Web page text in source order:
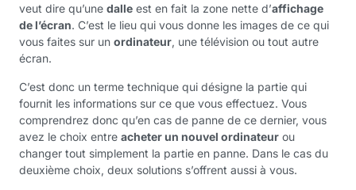
veut dire qu’une dalle est en fait la zone nette d’affichage
de l’écran. C’est le lieu qui vous donne les images de ce qui
vous faites sur un ordinateur, une télévision ou tout autre
écran.
C’est donc un terme technique qui désigne la partie qui
fournit les informations sur ce que vous effectuez. Vous
comprendrez donc qu’en cas de panne de ce dernier, vous
avez le choix entre acheter un nouvel ordinateur ou
changer tout simplement la partie en panne. Dans le cas du
deuxième choix, deux solutions s’offrent aussi à vous.